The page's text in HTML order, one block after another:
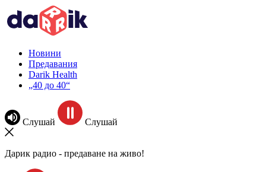
Новини
Предавания
Darik Health
„40 до 40“
Слушай Слушай
Дарик радио - предаване на живо!